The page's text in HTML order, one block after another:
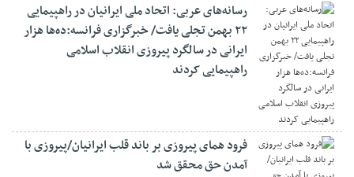
رسانه‌های عربی: اتحاد ملی ایرانیان در راهپیمایی
۲۲ بهمن تجلی یافت/ خبرگزاری فرانسه:ده‌ها هزار
ایرانی در سالگرد پیروزی انقلاب اسلامی
راهپیمایی کردند
فرود همای پیروزی بر باند قلب ایرانیان/پیروزی با
آمدن حق محقق شد